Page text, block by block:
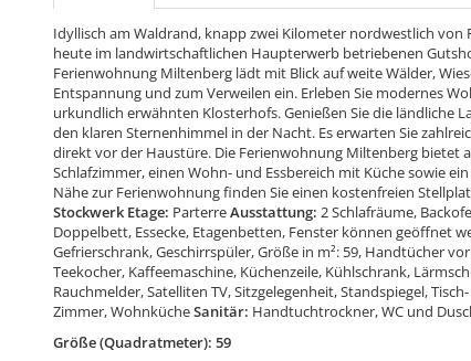
Idyllisch am Waldrand, knapp zwei Kilometer nordwestlich
heute im landwirtschaftlichen Haupterwerb betriebenen
Ferienwohnung Miltenberg lädt mit Blick auf weite Wälder,
Entspannung und zum Verweilen ein. Erleben Sie modernes
urkundlich erwähnten Klosterhofs. Genießen Sie die ländliche
den klaren Sternenhimmel in der Nacht. Es erwarten Sie
direkt vor der Haustüre. Die Ferienwohnung Miltenberg bietet
Schlafzimmer, einen Wohn- und Essbereich mit Küche sowie
Nähe zur Ferienwohnung finden Sie einen kostenfreien
Stockwerk Etage: ParterreAusstattung: 2 Schlafräume,
Doppelbett, Essecke, Etagenbetten, Fenster können geöffnet
Gefrierschrank, Geschirrspüler, Größe in m²: 59, Handtücher
Teekocher, Kaffeemaschine, Küchenzeile, Kühlschrank,
Rauchmelder, Satelliten TV, Sitzgelegenheit, Standspiegel,
Zimmer, WohnkücheSanitär: Handtuchtrockner, WC und
Größe (Quadratmeter): 59